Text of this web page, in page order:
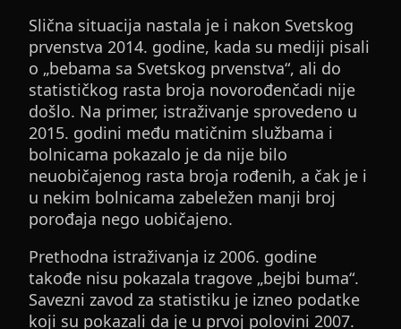
Slična situacija nastala je i nakon Svetskog
prvenstva 2014. godine, kada su mediji pisali
o „bebama sa Svetskog prvenstva“, ali do
statističkog rasta broja novorođenčadi nije
došlo. Na primer, istraživanje sprovedeno u
2015. godini među matičnim službama i
bolnicama pokazalo je da nije bilo
neuobičajenog rasta broja rođenih, a čak je i
u nekim bolnicama zabeležen manji broj
porođaja nego uobičajeno.
Prethodna istraživanja iz 2006. godine
takođe nisu pokazala tragove „bejbi buma“.
Savezni zavod za statistiku je izneo podatke
koji su pokazali da je u prvoj polovini 2007.